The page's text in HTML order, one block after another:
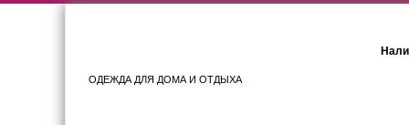
ОДЕЖДА ДЛЯ ДОМА И ОТДЫХА